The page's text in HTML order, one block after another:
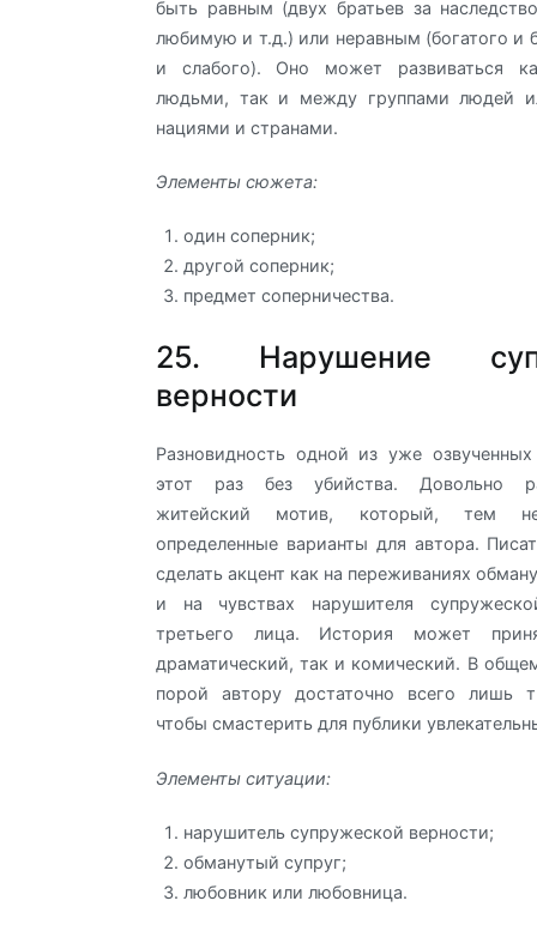
быть равным (двух братьев за
любимую и т.д.) или неравным (богатого и
и слабого). Оно может развиваться
людьми, так и между группами людей
нациями и странами.
Элементы сюжета:
один соперник;
другой соперник;
предмет соперничества.
25. Нарушение
верности
Разновидность одной из уже
этот раз без убийства. Довольно
житейский мотив, который, тем
определенные варианты для автора.
сделать акцент как на переживаниях
и на чувствах нарушителя
третьего лица. История может
драматический, так и комический. В
порой автору достаточно всего лишь
чтобы смастерить для публики
Элементы ситуации:
нарушитель супружеской верности;
обманутый супруг;
любовник или любовница.